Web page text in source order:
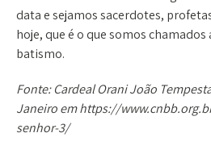
data e sejamos sacerdotes,
hoje, que é o que somos
batismo.
Fonte: Cardeal Orani João
Janeiro em https://
senhor-3/